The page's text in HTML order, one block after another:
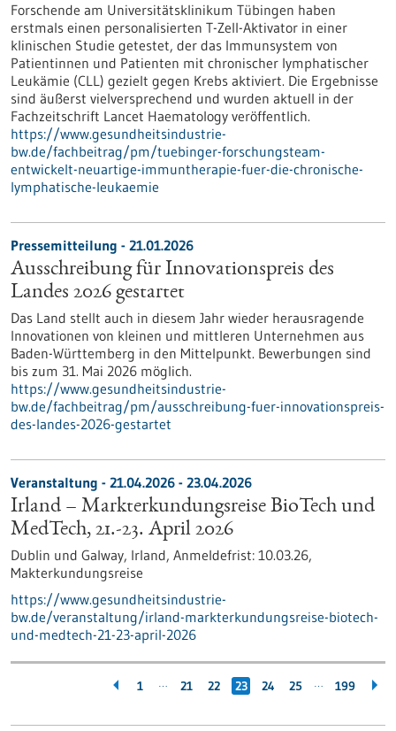
Forschende am Universitätsklinikum Tübingen haben
erstmals einen personalisierten T-Zell-Aktivator in einer
klinischen Studie getestet, der das Immunsystem von
Patientinnen und Patienten mit chronischer lymphatischer
Leukämie (CLL) gezielt gegen Krebs aktiviert. Die Ergebnisse
sind äußerst vielversprechend und wurden aktuell in der
Fachzeitschrift Lancet Haematology veröffentlich.
https://www.gesundheitsindustrie-
bw.de/fachbeitrag/pm/tuebinger-forschungsteam-
entwickelt-neuartige-immuntherapie-fuer-die-chronische-
lymphatische-leukaemie
Pressemitteilung - 21.01.2026
Ausschreibung für Innovationspreis des
Landes 2026 gestartet
Das Land stellt auch in diesem Jahr wieder herausragende
Innovationen von kleinen und mittleren Unternehmen aus
Baden-Württemberg in den Mittelpunkt. Bewerbungen sind
bis zum 31. Mai 2026 möglich.
https://www.gesundheitsindustrie-
bw.de/fachbeitrag/pm/ausschreibung-fuer-innovationspreis-
des-landes-2026-gestartet
Veranstaltung - 21.04.2026 - 23.04.2026
Irland – Markterkundungsreise BioTech und
MedTech, 21.-23. April 2026
Dublin und Galway, Irland, Anmeldefrist: 10.03.26,
Makterkundungsreise
https://www.gesundheitsindustrie-
bw.de/veranstaltung/irland-markterkundungsreise-biotech-
und-medtech-21-23-april-2026
1 … 21 22 23 24 25 … 199